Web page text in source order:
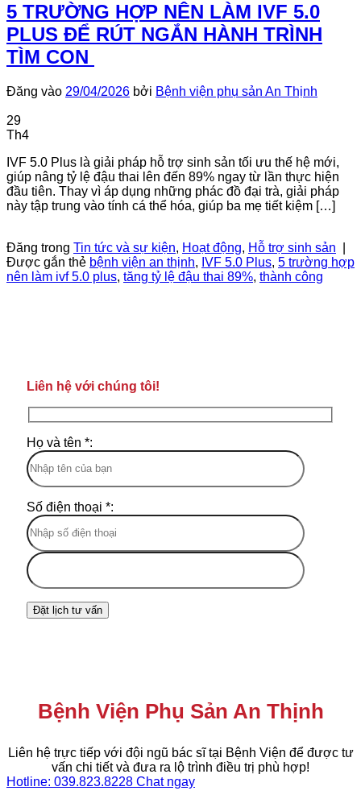
5 TRƯỜNG HỢP NÊN LÀM IVF 5.0
PLUS ĐỂ RÚT NGẮN HÀNH TRÌNH
TÌM CON
Đăng vào 29/04/2026 bởi Bệnh viện phụ sản An Thịnh
29
Th4
IVF 5.0 Plus là giải pháp hỗ trợ sinh sản tối ưu thế hệ mới,
giúp nâng tỷ lệ đậu thai lên đến 89% ngay từ lần thực hiện
đầu tiên. Thay vì áp dụng những phác đồ đại trà, giải pháp
này tập trung vào tính cá thể hóa, giúp ba mẹ tiết kiệm […]
Đăng trong Tin tức và sự kiện, Hoạt động, Hỗ trợ sinh sản
Được gắn thẻ bệnh viện an thịnh, IVF 5.0 Plus, 5 trường hợp
nên làm ivf 5.0 plus, tăng tỷ lệ đậu thai 89%, thành công
Liên hệ với chúng tôi!
Họ và tên *:
Số điện thoại *:
Bệnh Viện Phụ Sản An Thịnh
Liên hệ trực tiếp với đội ngũ bác sĩ tại Bệnh Viện để được tư
vấn chi tiết và đưa ra lộ trình điều trị phù hợp!
Hotline: 039.823.8228 Chat ngay